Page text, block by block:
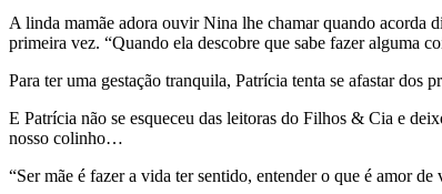
A linda mamãe adora ouvir Nina lhe chamar quando acorda
primeira vez. “Quando ela descobre que sabe fazer
Para ter uma gestação tranquila, Patrícia tenta se afastar dos
E Patrícia não se esqueceu das leitoras do Filhos & Cia e
nosso colinho…
“Ser mãe é fazer a vida ter sentido, entender o que é amor